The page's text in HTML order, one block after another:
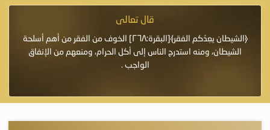
قال تعالى
﴿الشيطان يعِدُكم الفقر﴾[البقرة:٢٦٨] الخوف من الفقر من أهم أسلحة
الشيطان، ومنه استدرج الناس إلى أكل الحرام، ومنعهم من الإنفاق
الواجب .